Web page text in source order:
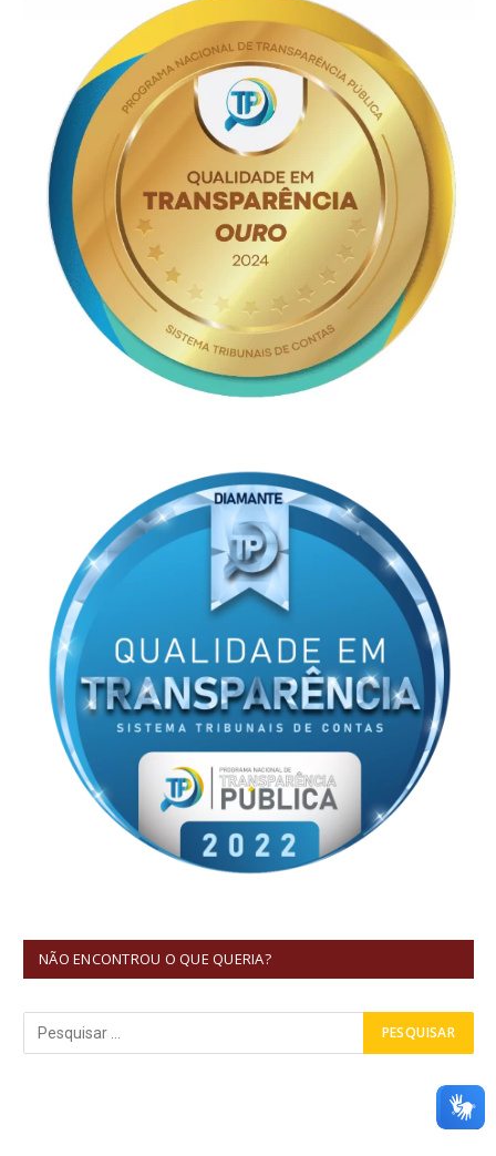
NÃO ENCONTROU O QUE QUERIA?